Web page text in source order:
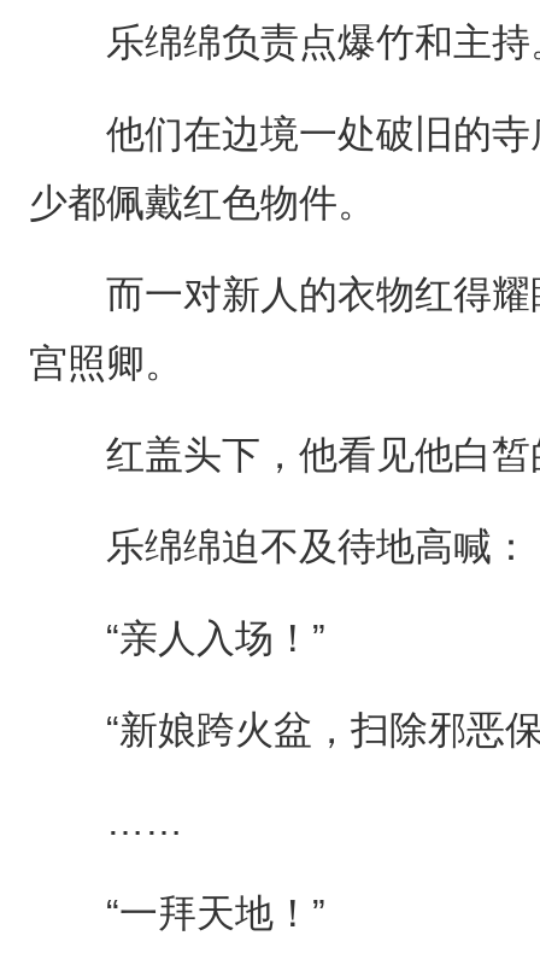
乐绵绵负责点爆竹和主持
他们在边境一处破旧的寺
少都佩戴红色物件。
而一对新人的衣物红得耀
宫照卿。
红盖头下，他看见他白皙
乐绵绵迫不及待地高喊：
“亲人入场！”
“新娘跨火盆，扫除邪恶保
……
“一拜天地！”